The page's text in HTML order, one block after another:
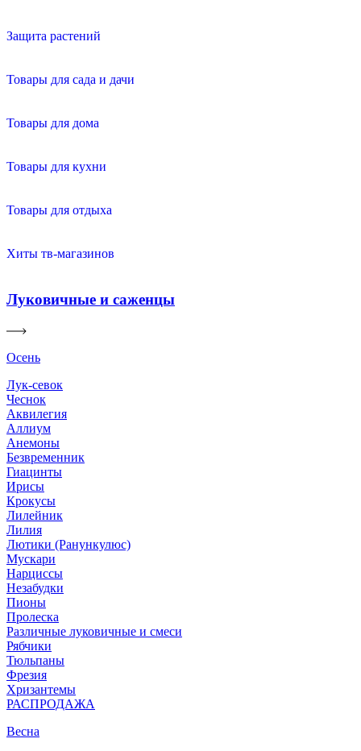
Защита растений
Товары для сада и дачи
Товары для дома
Товары для кухни
Товары для отдыха
Хиты тв-магазинов
Луковичные и саженцы
Осень
Лук-севок
Чеснок
Аквилегия
Аллиум
Анемоны
Безвременник
Гиацинты
Ирисы
Крокусы
Лилейник
Лилия
Лютики (Ранункулюс)
Мускари
Нарцисcы
Незабудки
Пионы
Пролеска
Различные луковичные и смеси
Рябчики
Тюльпаны
Фрезия
Хризантемы
РАСПРОДАЖА
Весна